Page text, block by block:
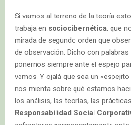
Si vamos al terreno de la teoría
trabaja en sociocibernética, que
mirada de segundo orden que
de observación. Dicho con
ponernos siempre ante el espejo
vemos. Y ojalá que sea un
nos mienta sobre qué estamos
los análisis, las teorías, las
Responsabilidad Social